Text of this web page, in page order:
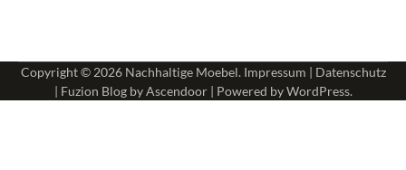
Copyright © 2026 Nachhaltige Moebel. Impressum | Datenschutz
| Fuzion Blog byAscendoor| Powered byWordPress.